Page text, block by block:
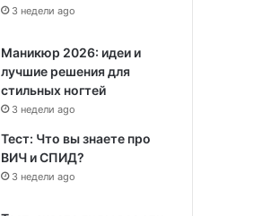
3 недели ago
Маникюр 2026: идеи и
лучшие решения для
стильных ногтей
3 недели ago
Тест: Что вы знаете про
ВИЧ и СПИД?
3 недели ago